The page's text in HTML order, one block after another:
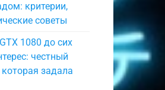
критерии,
советы
1080 до сих
честный
которая задала